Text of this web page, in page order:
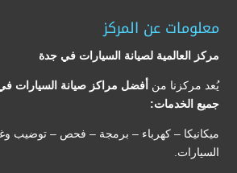
معلومات عن المركز
مركز العالمية لصيانة السيارات في جدة
يُعد مركزنا من أفضل مراكز صيانة السيارات
جميع الخدمات:
ميكانيكا – كهرباء – برمجة – فحص – توضيب
السيارات.